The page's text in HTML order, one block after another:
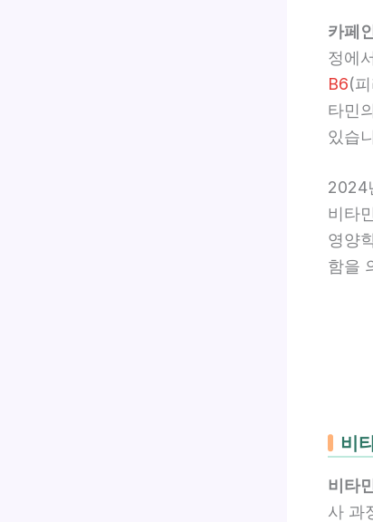
카페
정에서
B6(
타민
있습
2024
비타
영양
함을
비
비타
사 과